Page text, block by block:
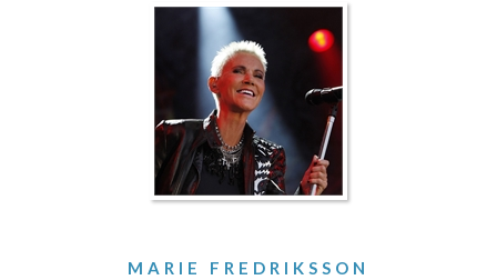
MARIE FREDRIKSSON